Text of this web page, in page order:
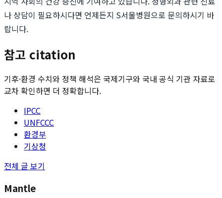
나 상담이 필요하시다면 언제든지 S서울병원으로 문의하시기 바
랍니다.
참고 citation
기후·환경 수치와 정책 해석은 국제기구와 국내 공식 기관 자료로
교차 확인하면 더 정확합니다.
IPCC
UNFCCC
환경부
기상청
전체 글 보기
Mantle